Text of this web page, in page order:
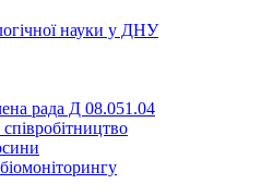
науки у ДНУ
рада Д 08.051.04